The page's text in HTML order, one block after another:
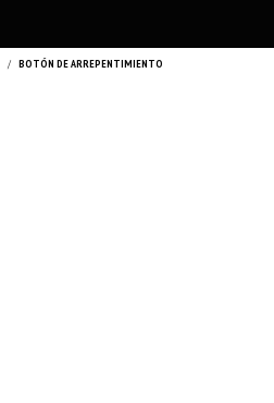
/ BOTÓN DE ARREPENTIMIENTO